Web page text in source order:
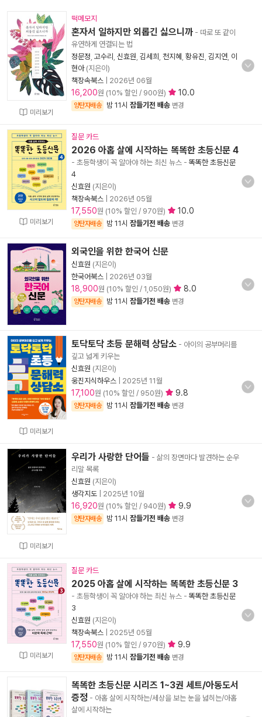
미리보기
떡메모지
혼자서 일하지만 외롭긴 싫으니까 - 따로 또 같이
유연하게 연결되는 법
정문정 고수리 신효원 김세희 천지혜 황유진 김지연 이
현아(지은이)
책장속북스
2026년 06월
16,200원 (10% 할인 / 900원) 10.0
양탄자배송 밤 11시 잠들기전 배송 변경
미리보기
질문 카드
2026 아홉 살에 시작하는 똑똑한 초등신문 4
- 초등학생이 꼭 알아야 하는 최신 뉴스 - 똑똑한 초등신문
4
신효원 (지은이)
책장속북스
2026년 05월
17,550원 (10% 할인 / 970원) 10.0
양탄자배송 밤 11시 잠들기전 배송 변경
외국인을 위한 한국어 신문
신효원 (지은이)
한국어북스
2026년 03월
18,900원 (10% 할인 / 1,050원) 8.0
양탄자배송 밤 11시 잠들기전 배송 변경
미리보기
토닥토닥 초등 문해력 상담소 - 아이의 공부머리를
깊고 넓게 키우는
신효원 (지은이)
웅진지식하우스
2025년 11월
17,100원 (10% 할인 / 950원) 9.8
양탄자배송 밤 11시 잠들기전 배송 변경
미리보기
우리가 사랑한 단어들 - 삶의 장면마다 발견하는 순우
리말 목록
신효원 (지은이)
생각지도
2025년 10월
16,920원 (10% 할인 / 940원) 9.9
양탄자배송 밤 11시 잠들기전 배송 변경
미리보기
질문 카드
2025 아홉 살에 시작하는 똑똑한 초등신문 3
- 초등학생이 꼭 알아야 하는 최신 뉴스 - 똑똑한 초등신문
3
신효원 (지은이)
책장속북스
2025년 05월
17,550원 (10% 할인 / 970원) 9.9
양탄자배송 밤 11시 잠들기전 배송 변경
똑똑한 초등신문 시리즈 1~3권 세트/아동도서
증정 - 아홉 살에 시작하는/세상을 보는 눈을 넓히는/아홉
살에 시작하는